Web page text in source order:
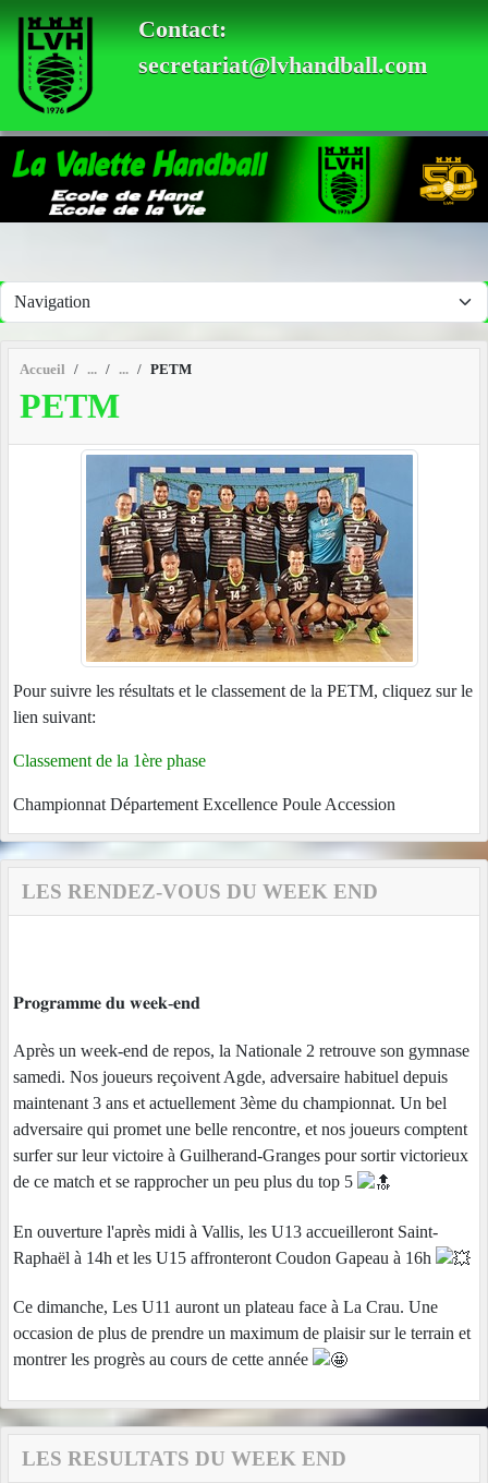
Contact:
secretariat@lvhandball.com
Accueil PETM
PETM
Pour suivre les résultats et le classement de la PETM, cliquez sur le
lien suivant:
Classement de la 1ère phase
Championnat Département Excellence Poule Accession
LES RENDEZ-VOUS DU WEEK END
𝐏𝐫𝐨𝐠𝐫𝐚𝐦𝐦𝐞 𝐝𝐮 𝐰𝐞𝐞𝐤-𝐞𝐧𝐝
Après un week-end de repos, la Nationale 2 retrouve son gymnase
samedi. Nos joueurs reçoivent Agde, adversaire habituel depuis
maintenant 3 ans et actuellement 3ème du championnat. Un bel
adversaire qui promet une belle rencontre, et nos joueurs comptent
surfer sur leur victoire à Guilherand-Granges pour sortir victorieux
de ce match et se rapprocher un peu plus du top 5
En ouverture l'après midi à Vallis, les U13 accueilleront Saint-
Raphaël à 14h et les U15 affronteront Coudon Gapeau à 16h
Ce dimanche, Les U11 auront un plateau face à La Crau. Une
occasion de plus de prendre un maximum de plaisir sur le terrain et
montrer les progrès au cours de cette année
LES RESULTATS DU WEEK END
Panneau de gestion des cookies